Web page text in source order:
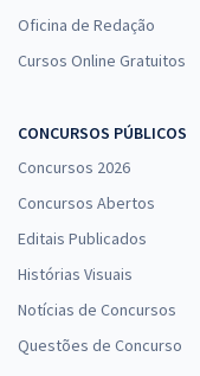
Oficina de Redação
Cursos Online Gratuitos
CONCURSOS PÚBLICOS
Concursos 2026
Concursos Abertos
Editais Publicados
Histórias Visuais
Notícias de Concursos
Questões de Concurso